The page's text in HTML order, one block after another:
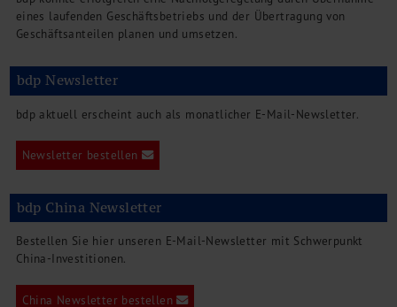
eines laufenden Geschäftsbetriebs und der Übertragung von
Geschäftsanteilen planen und umsetzen.
bdp Newsletter
bdp aktuell erscheint auch als monatlicher E-Mail-Newsletter.
Newsletter bestellen
bdp China Newsletter
Bestellen Sie hier unseren E-Mail-Newsletter mit Schwerpunkt
China-Investitionen.
China Newsletter bestellen